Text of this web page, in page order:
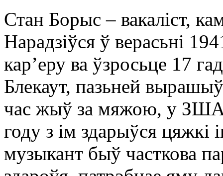
Стан Борыс – вакаліст,
Нарадзіўся ў верасьні
кар’еру ва ўзросьце 17
Блекаут, пазьней
час жыў за мяжою, у ЗША
году з ім здарыўся цяжкі
музыкант быў часткова